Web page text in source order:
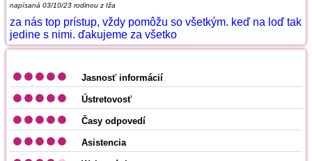
napísaná 03/10/23 rodinou z Iža
za nás top prístup, vždy pomôžu so všetkým. keď na loď tak
jedine s nimi. ďakujeme za všetko
Jasnosť informácií
Ústretovosť
Časy odpovedí
Asistencia